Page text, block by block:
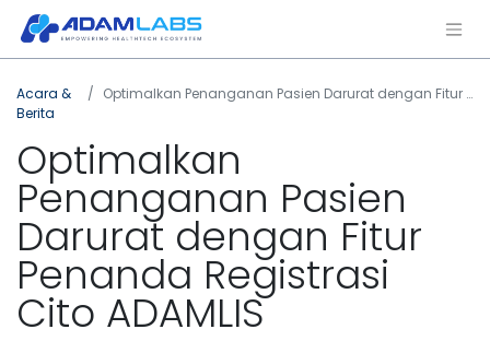
Acara &
Berita
Optimalkan Penanganan Pasien Darurat dengan Fitur Penanda Registrasi Cito ADAMLIS
Optimalkan
Penanganan Pasien
Darurat dengan Fitur
Penanda Registrasi
Cito ADAMLIS